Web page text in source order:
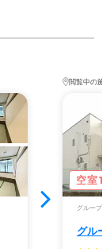
閲覧中の施
空室1
グループホ
グル